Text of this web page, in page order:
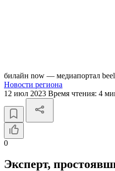
билайн now — медиапортал
Новости региона
12 июл 2023 Время чтения: 4
0
Эксперт,